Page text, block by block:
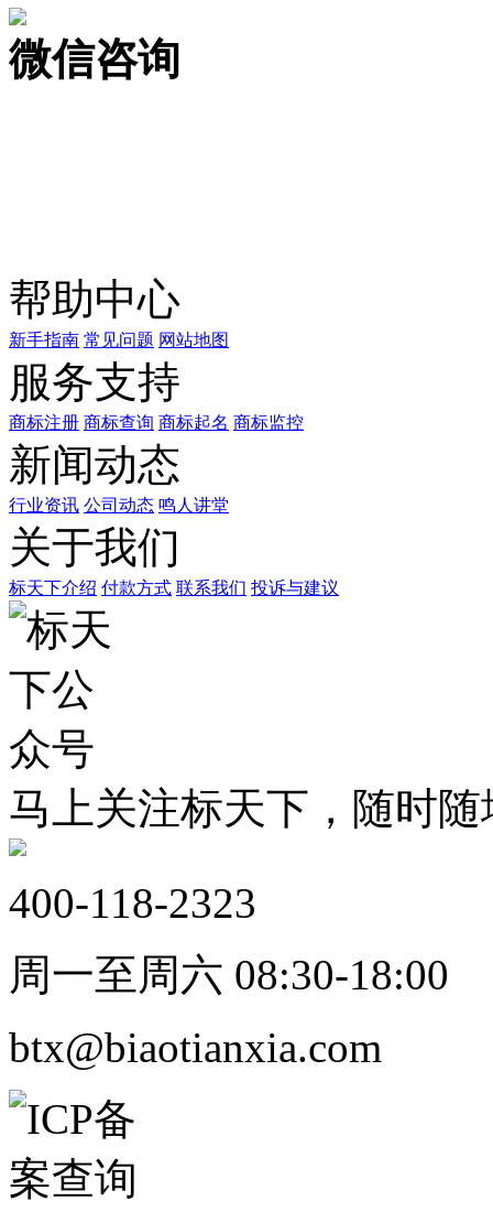
微信咨询
帮助中心
新手指南 常见问题 网站地图
服务支持
商标注册 商标查询 商标起名 商标监控
新闻动态
行业资讯 公司动态 鸣人讲堂
关于我们
标天下介绍 付款方式 联系我们 投诉与建议
马上关注标天下，随时
400-118-2323
周一至周六 08:30-18:00
btx@biaotianxia.com